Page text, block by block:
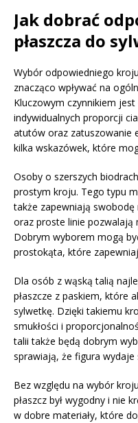
Jak dobrać
płaszcza do
Wybór odpowiedniego
znacząco wpływać na
Kluczowym czynnikiem
indywidualnych proporcji
atutów oraz zatuszowanie
kilka wskazówek, które
Osoby o szerszych
prostym kroju. Tego typu
także zapewniają
oraz proste linie pozwalają
Dobrym wyborem mogą
prostokąta, które
Dla osób z wąską talią
płaszcze z paskiem, które
sylwetkę. Dzięki takiemu
smukłości i
talii także będą dobrym
sprawiają, że figura
Bez względu na wybór
płaszcz był wygodny i nie
w dobre materiały, które